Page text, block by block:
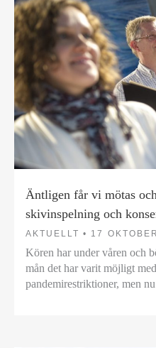
Äntligen får vi mötas
skivinspelning och
AKTUELLT • 17
Kören har under våren och
mån det har varit möjligt
pandemirestriktioner, men